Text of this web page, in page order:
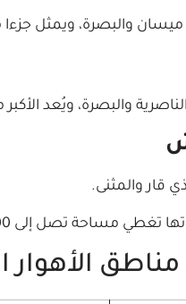
والبصرة، ويمثل جزءا
والبصرة، ويُعد
قار والمثنى.
كيلومتر مربع، لكنها تقلصت بشكل كبير على مر السنين.
مناطق الأهوار